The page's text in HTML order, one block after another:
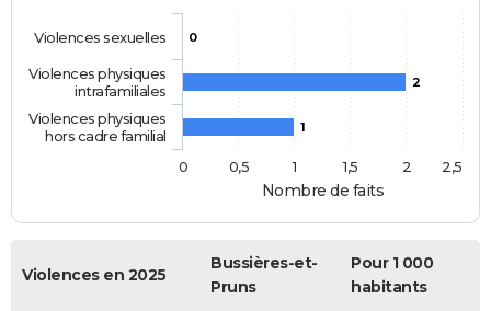
Nombre de faits
0
2
1
Violences sexuelles
Violences physiques
intrafamiliales
Violences physiques
hors cadre familial
0
0,5 1 1,5 2 2,5
Violences en 2025
Bussières-et-
Pruns
Pour 1 000
habitants